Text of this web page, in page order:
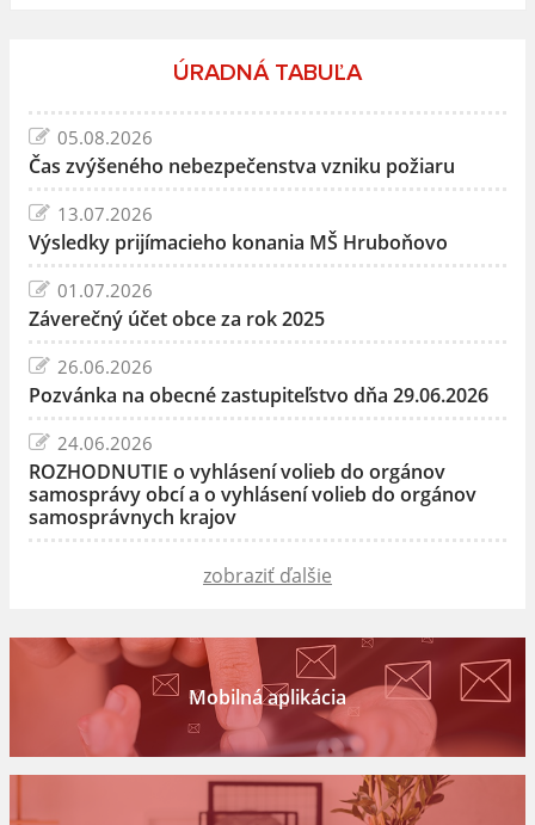
ÚRADNÁ TABUĽA
05.08.2026
Čas zvýšeného nebezpečenstva vzniku požiaru
13.07.2026
Výsledky prijímacieho konania MŠ Hruboňovo
01.07.2026
Záverečný účet obce za rok 2025
26.06.2026
Pozvánka na obecné zastupiteľstvo dňa 29.06.2026
24.06.2026
ROZHODNUTIE o vyhlásení volieb do orgánov
samosprávy obcí a o vyhlásení volieb do orgánov
samosprávnych krajov
zobraziť ďalšie
Mobilná aplikácia